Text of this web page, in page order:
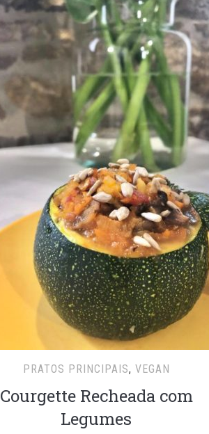
PRATOS PRINCIPAIS, VEGAN
Courgette Recheada com
Legumes